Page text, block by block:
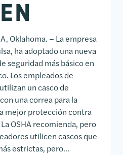
Oklahoma. – La empresa
ha adoptado una nueva
seguridad más básico en
Los empleados de
un casco de
una correa para la
mejor protección contra
OSHA recomienda, pero
utilicen cascos que
estrictas, pero...